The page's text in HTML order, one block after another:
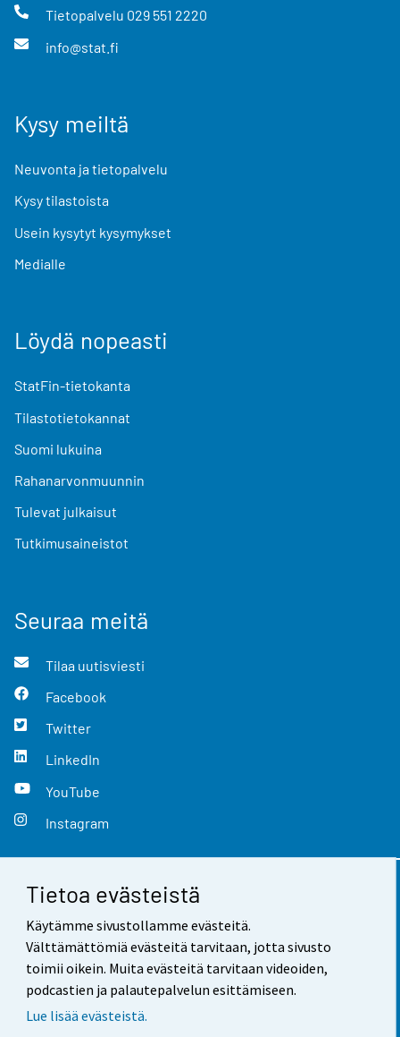
Tietoa evästeistä
Käytämme sivustollamme evästeitä.
Välttämättömiä evästeitä tarvitaan, jotta sivusto
toimii oikein. Muita evästeitä tarvitaan videoiden,
podcastien ja palautepalvelun esittämiseen.
Lue lisää evästeistä.
Tietopalvelu 029 551 2220
info@stat.fi
Kysy meiltä
Neuvonta ja tietopalvelu
Kysy tilastoista
Usein kysytyt kysymykset
Medialle
Löydä nopeasti
StatFin-tietokanta
Tilastotietokannat
Suomi lukuina
Rahanarvonmuunnin
Tulevat julkaisut
Tutkimusaineistot
Seuraa meitä
Tilaa uutisviesti
Facebook
Twitter
LinkedIn
YouTube
Instagram
Yhteystiedot
Palaute
Käyttöehdot